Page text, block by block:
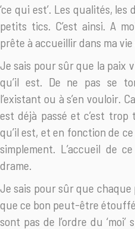
‘ce qui est’. Les qualités,
petits tics. C’est ainsi. A
prête à accueillir dans ma vie
Je sais pour sûr que la paix
qu’il est. De ne pas se
l’existant ou à s’en vouloir.
est déjà passé et c’est
qu’il est, et en fonction de
simplement. L’accueil de
drame.
Je sais pour sûr que chaque
que ce bon peut-être
sont pas de l’ordre du